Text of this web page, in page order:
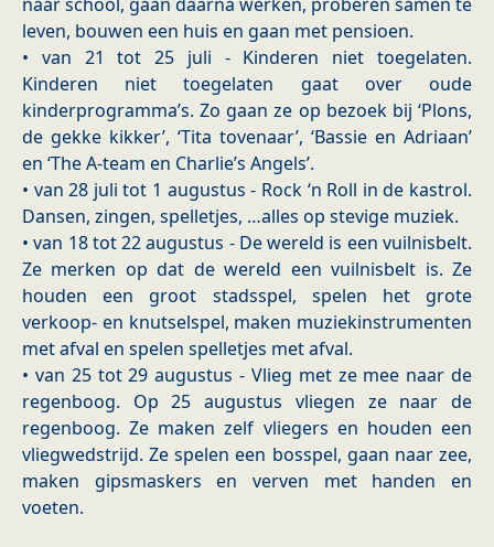
naar school, gaan daarna werken, proberen samen te
leven, bouwen een huis en gaan met pensioen.
• van 21 tot 25 juli - Kinderen niet toegelaten.
Kinderen niet toegelaten gaat over oude
kinderprogramma’s. Zo gaan ze op bezoek bij ‘Plons,
de gekke kikker’, ‘Tita tovenaar’, ‘Bassie en Adriaan’
en ‘The A-team en Charlie’s Angels’.
• van 28 juli tot 1 augustus - Rock ‘n Roll in de kastrol.
Dansen, zingen, spelletjes, …alles op stevige muziek.
• van 18 tot 22 augustus - De wereld is een vuilnisbelt.
Ze merken op dat de wereld een vuilnisbelt is. Ze
houden een groot stadsspel, spelen het grote
verkoop- en knutselspel, maken muziekinstrumenten
met afval en spelen spelletjes met afval.
• van 25 tot 29 augustus - Vlieg met ze mee naar de
regenboog. Op 25 augustus vliegen ze naar de
regenboog. Ze maken zelf vliegers en houden een
vliegwedstrijd. Ze spelen een bosspel, gaan naar zee,
maken gipsmaskers en verven met handen en
voeten.